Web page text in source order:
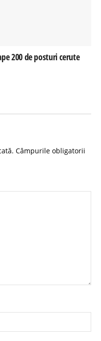
200 de posturi cerute
Câmpurile obligatorii